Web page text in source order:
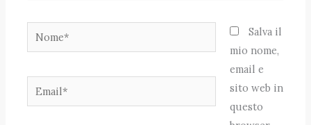
Nome*
Email*
Salva il
mio nome,
email e
sito web in
questo